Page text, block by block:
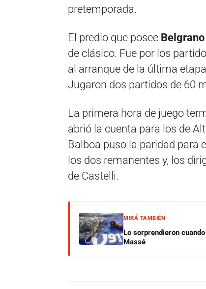
pretemporada.
El predio que posee Belgrano
de clásico. Fue por los
al arranque de la última
Jugaron dos partidos de 60
La primera hora de juego
abrió la cuenta para los de
Balboa puso la paridad para
los dos remanentes y, los
de Castelli.
MIRÁ TAMBIÉN
Lo sorprendieron
Massé